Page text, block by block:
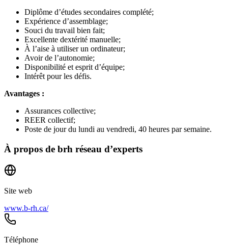
Diplôme d’études secondaires complété;
Expérience d’assemblage;
Souci du travail bien fait;
Excellente dextérité manuelle;
À l’aise à utiliser un ordinateur;
Avoir de l’autonomie;
Disponibilité et esprit d’équipe;
Intérêt pour les défis.
Avantages :
Assurances collective;
REER collectif;
Poste de jour du lundi au vendredi, 40 heures par semaine.
À propos de brh réseau d’experts
Site web
www.b-rh.ca/
Téléphone